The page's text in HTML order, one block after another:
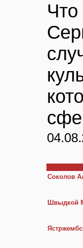
Что
Соколов
Швыдкой